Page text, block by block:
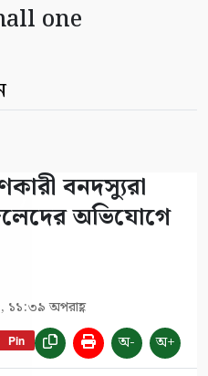
one
বনদস্যুরা
অভিযোগে
১১:৩৯ অপরাহ্ণ
Pin অ- অ+